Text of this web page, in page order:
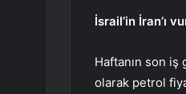
İsrail’in İran’ı
Haftanın son iş
olarak petrol